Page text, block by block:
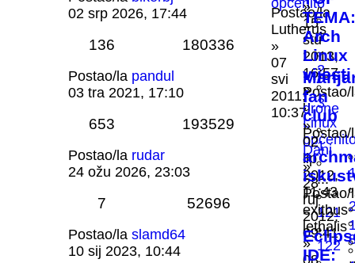
1
2
3
»
15
stu
2013,
16:57
»
u
Linux
Postao/la
Lutherus
»
07
svi
2011,
10:37
1
...
121
122
02 srp 2026, 17:44
TEMA:
Arch
Linux
vijesti
Postao/
drone
»
02
lip
2012,
11:43
136 180336
Postao/la pandul
03 tra 2021, 17:10
fan
club
Postao/
Dani
»
28
ruj
2012,
09:41
653 193529
Postao/la rudar
24 ožu 2026, 23:03
Postao/
exithus
lethalis
»
08
7 52696
Postao/la slamd64
10 sij 2023, 10:44
IDE: